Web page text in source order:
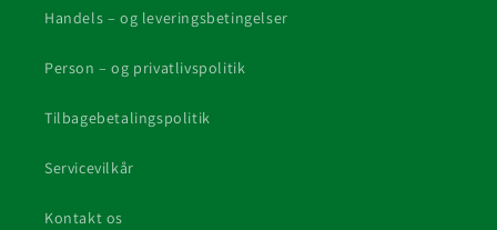
Handels – og leveringsbetingelser
Person – og privatlivspolitik
Tilbagebetalingspolitik
Servicevilkår
Kontakt os